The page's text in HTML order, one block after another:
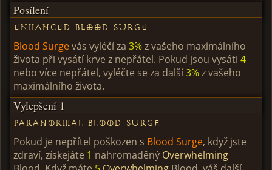
Posílení
Enhanced Blood Surge
Blood Surgevás vyléčí za 3%z vašeho maximálního
života při vysátí krve z nepřátel. Pokud jsou vysáti 4
nebo více nepřátel, vyléčte se za další3%z vašeho
maximálního života.
Vylepšení 1
Paranormal Blood Surge
Pokud je nepřítel poškozen s Blood Surge, když jste
zdraví, získejáte 1 nahromaděný Overwhelming